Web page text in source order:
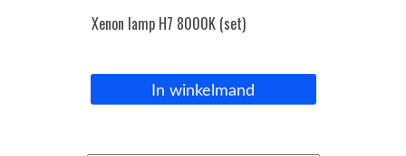
Xenon lamp H7 8000K (set)
In winkelmand